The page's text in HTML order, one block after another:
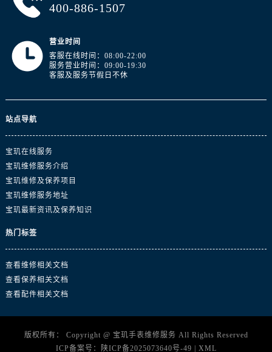
400-886-1507
营业时间
客服在线时间：08:00-22:00
服务营业时间：09:00-19:30
客服及服务节假日不休
站点导航
宝玑在线服务
宝玑维修服务介绍
宝玑维修及保养项目
宝玑维修服务地址
宝玑最新资讯及保养知识
热门标签
查看维修相关文档
查看保养相关文档
查看配件相关文档
版权所有： Copyright @ 宝玑手表维修服务 All Rights Reserved
ICP备案号：
陕ICP备2025073640号-49 | XML